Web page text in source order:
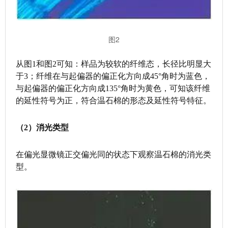
图2
从图1和图2可知：样品为较软的纤维态，长径比明显大
于3；纤维在与起偏器的偏正化方向成45°角时为蓝色，
与起偏器的偏正化方向成135°角时为黄色，可知该纤维
的延性符号为正，符合温石棉的形态及延性符号特征。
（2）消光类型
在偏光显微镜正交偏光同的状态下观察温石棉的消光类
型。